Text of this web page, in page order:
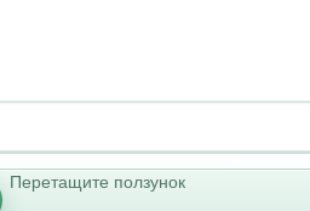
Перетащите ползунок